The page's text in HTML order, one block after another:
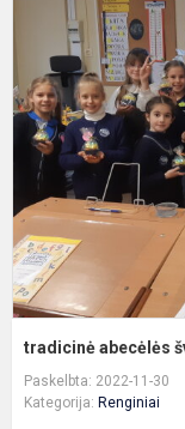
tradicinė abecėlės
Paskelbta: 2022-11-30
Kategorija: Renginiai